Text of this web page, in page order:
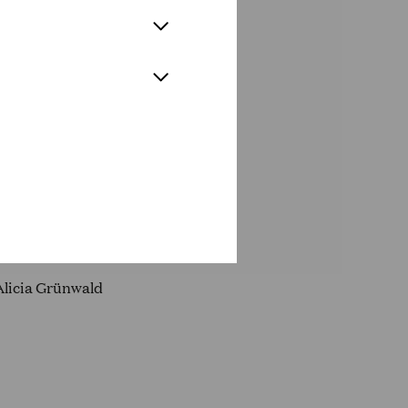
Philips. Die Musikalische
gefragtem Dirigenten, speziell
Grünwald